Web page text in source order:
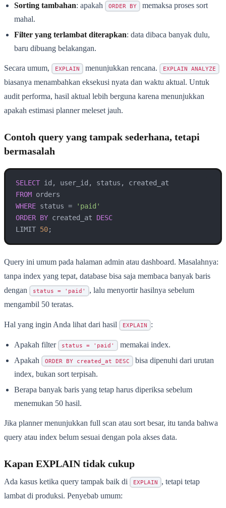
Sorting tambahan: apakah ORDER BY
memaksa proses sort
mahal.
Filter yang terlambat diterapkan: data dibaca banyak dulu,
baru dibuang belakangan.
Secara umum, EXPLAIN menunjukkan rencana. EXPLAIN ANALYZE
biasanya menambahkan eksekusi nyata dan waktu aktual. Untuk
audit performa, hasil aktual lebih berguna karena menunjukkan
apakah estimasi planner meleset jauh.
Contoh query yang tampak sederhana, tetapi
bermasalah
SELECT
FROM
WHERE status =
'paid'
ORDER BY created_at DESC
LIMIT 50;
Query ini umum pada halaman admin atau dashboard. Masalahnya:
tanpa index yang tepat, database bisa saja membaca banyak baris
dengan
status = 'paid'
, lalu menyortir hasilnya sebelum
mengambil 50 teratas.
Hal yang ingin Anda lihat dari hasil EXPLAIN :
Apakah filter status = 'paid'
memakai index.
Apakah
ORDER BY created_at DESC
bisa dipenuhi dari urutan
index, bukan sort terpisah.
Berapa banyak baris yang tetap harus diperiksa sebelum
menemukan 50 hasil.
Jika planner menunjukkan full scan atau sort besar, itu tanda bahwa
query atau index belum sesuai dengan pola akses data.
Kapan EXPLAIN tidak cukup
Ada kasus ketika query tampak baik di EXPLAIN
, tetapi tetap
lambat di produksi. Penyebab umum: